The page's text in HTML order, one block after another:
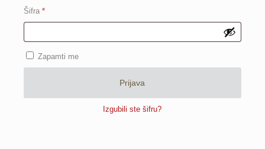
Šifra *Obavezno
Zapamti me
Prijava
Izgubili ste šifru?